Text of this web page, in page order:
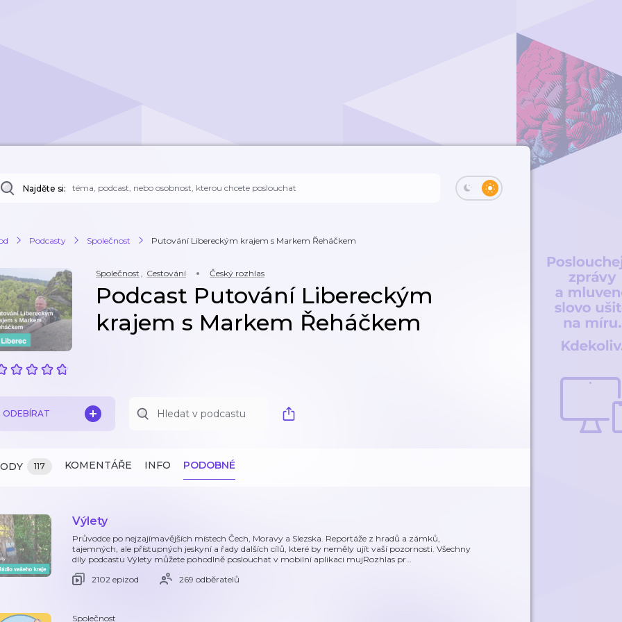
Najděte si:
Podcasty Společnost Putování Libereckým krajem s Markem Řeháčkem
Společnost , Cestování Český rozhlas
Podcast Putování Libereckým
krajem s Markem Řeháčkem
ODEBÍRAT
117 KOMENTÁŘE INFO PODOBNÉ
Výlety
Průvodce po nejzajímavějších místech Čech, Moravy a Slezska. Reportáže z hradů a zámků,
tajemných, ale přístupných jeskyní a řady dalších cílů, které by neměly ujít vaší pozornosti. Všechny
díly podcastu Výlety můžete pohodlně poslouchat v mobilní aplikaci mujRozhlas pr…
2102 epizod
269 odběratelů
Společnost